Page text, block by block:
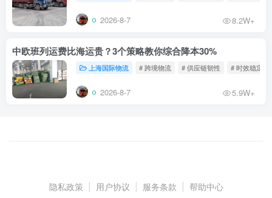
2026-8-7 8.2W+
中欧班列运费比海运贵？3个策略教你综合降本30%
上海国际物流 # 跨境物流 # 供应链韧性 # 时效稳定
2026-8-7 5.9W+
隐私政策 用户协议 服务条款 帮助中心